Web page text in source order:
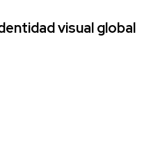
visual global